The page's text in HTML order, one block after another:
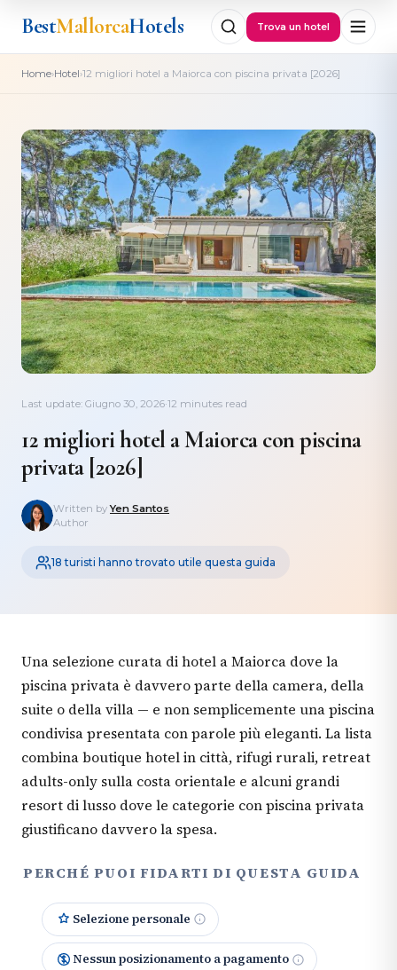
BestMallorcaHotels Trova un hotel
Home›Hotel›12 migliori hotel a Maiorca con piscina privata [2026]
Last update: Giugno 30, 2026·12 minutes read
12 migliori hotel a Maiorca con piscina
privata [2026]
Written byYen Santos
Author
18 turisti hanno trovato utile questa guida
Una selezione curata di hotel a Maiorca dove la
piscina privata è davvero parte della camera, della
suite o della villa — e non semplicemente una piscina
condivisa presentata con parole più eleganti. La lista
combina boutique hotel in città, rifugi rurali, retreat
adults-only sulla costa orientale e alcuni grandi
resort di lusso dove le categorie con piscina privata
giustificano davvero la spesa.
PERCHÉ PUOI FIDARTI DI QUESTA GUIDA
Selezione personale
Nessun posizionamento a pagamento